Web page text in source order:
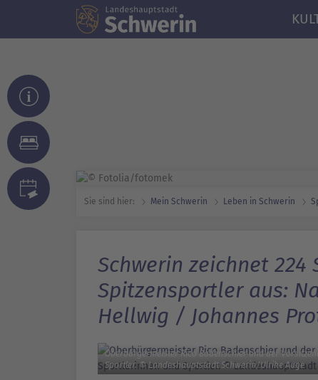
Sie sind hier: Mein Schwerin Leben in Schwerin
Schwerin zeichnet
Spitzensportler aus:
Hellwig / Johannes
Oberbürgermeister Rico Badenschier und der
Sportler. © Landeshauptstadt Schwerin/Ulrike Auge